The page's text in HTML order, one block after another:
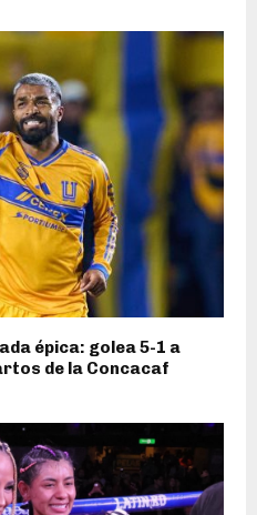
épica: golea 5-1 a
de la Concacaf